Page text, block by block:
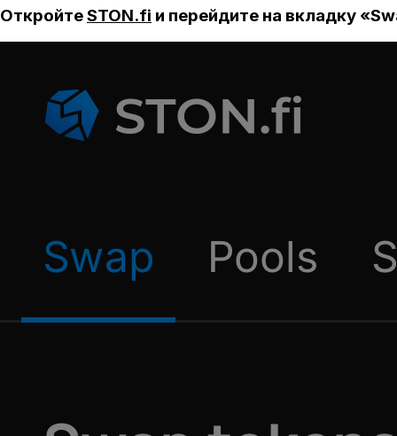
ОткройтеSTON.fi и перейдите на вкладку